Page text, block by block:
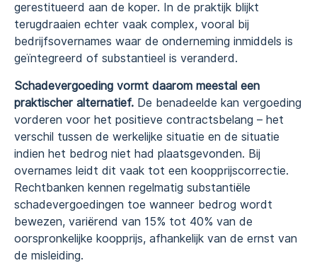
gerestitueerd aan de koper. In de praktijk blijkt
terugdraaien echter vaak complex, vooral bij
bedrijfsovernames waar de onderneming inmiddels is
geïntegreerd of substantieel is veranderd.
Schadevergoeding vormt daarom meestal een
praktischer alternatief. De benadeelde kan vergoeding
vorderen voor het positieve contractsbelang – het
verschil tussen de werkelijke situatie en de situatie
indien het bedrog niet had plaatsgevonden. Bij
overnames leidt dit vaak tot een koopprijs­correctie.
Rechtbanken kennen regelmatig substantiële
schadevergoedingen toe wanneer bedrog wordt
bewezen, variërend van 15% tot 40% van de
oorspronkelijke koopprijs, afhankelijk van de ernst van
de misleiding.